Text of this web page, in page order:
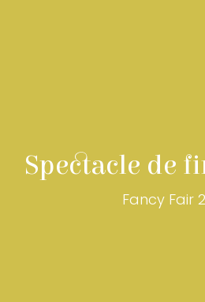
Spectacle de
Fancy Fair